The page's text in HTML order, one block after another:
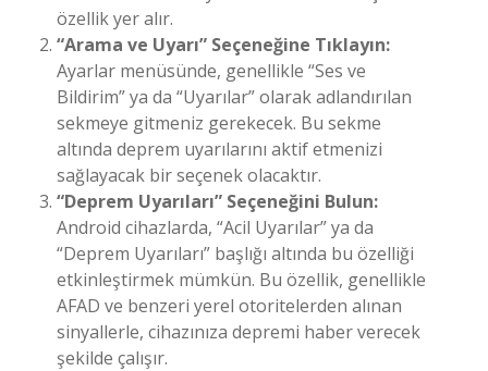
özellik yer alır.
“Arama ve Uyarı” Seçeneğine Tıklayın:
Ayarlar menüsünde, genellikle “Ses ve
Bildirim” ya da “Uyarılar” olarak adlandırılan
sekmeye gitmeniz gerekecek. Bu sekme
altında deprem uyarılarını aktif etmenizi
sağlayacak bir seçenek olacaktır.
“Deprem Uyarıları” Seçeneğini Bulun:
Android cihazlarda, “Acil Uyarılar” ya da
“Deprem Uyarıları” başlığı altında bu özelliği
etkinleştirmek mümkün. Bu özellik, genellikle
AFAD ve benzeri yerel otoritelerden alınan
sinyallerle, cihazınıza depremi haber verecek
şekilde çalışır.